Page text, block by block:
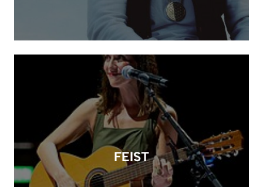
FEIST